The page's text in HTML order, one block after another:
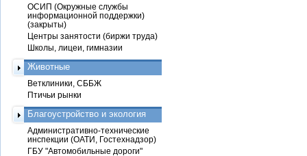
ОСИП (Окружные службы
информационной поддержки)
(закрыты)
Центры занятости (биржи труда)
Школы, лицеи, гимназии
Животные
Ветклиники, СББЖ
Птичьи рынки
Благоустройство и экология
Административно-технические
инспекции (ОАТИ, Гостехнадзор)
ГБУ "Автомобильные дороги"